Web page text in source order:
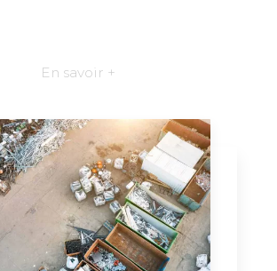
En savoir +